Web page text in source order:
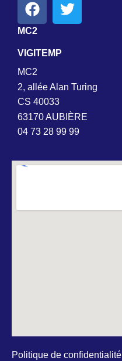
MC2
VIGITEMP
MC2
2, allée Alan Turing
CS 40033
63170 AUBIÈRE
04 73 28 99 99
Politique de confidentialité